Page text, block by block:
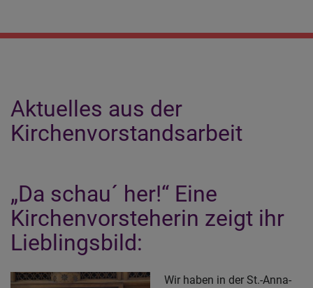
Aktuelles aus der
Kirchenvorstandsarbeit
„Da schau´ her!“ Eine
Kirchenvorsteherin zeigt ihr
Lieblingsbild:
Wir haben in der St.-Anna-